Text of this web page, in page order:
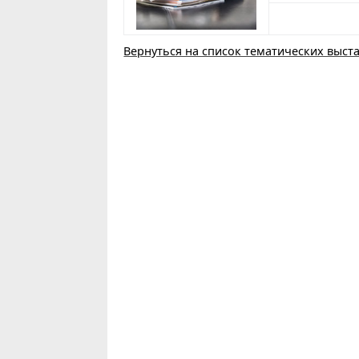
Вернуться на список тематических